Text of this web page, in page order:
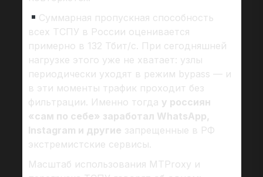
Суммарная пропускная способность
всех ТСПУ в России оценивается
примерно в 132 Тбит/с. При сегодняшней
нагрузке этого уже не хватает: узлы
периодически уходят в режим bypass — и
в эти моменты трафик проходит без
фильтрации. Именно тогда у россиян
«сам по себе» заработал WhatsApp,
Instagram и другие запрещенные в РФ
экстремистские сервисы.
Масштаб использования MTProxy и